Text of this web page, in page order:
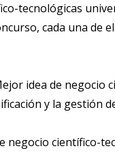
tecnológicas
cada una de
idea de
y la gestión
negocio científico-